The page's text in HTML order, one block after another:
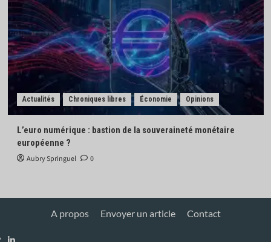
Actualités Chroniques libres Économie Opinions
L’euro numérique : bastion de la souveraineté monétaire
européenne ?
Aubry Springuel 0
A propos Envoyer un article Contact
Linkedin